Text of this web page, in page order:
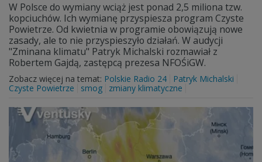
W Polsce do wymiany wciąż jest ponad 2,5 miliona tzw.
kopciuchów. Ich wymianę przyspiesza program Czyste
Powietrze. Od kwietnia w programie obowiązują nowe
zasady, ale to nie przyspieszyło działań. W audycji
"Zminana klimatu" Patryk Michalski rozmawiał z
Robertem Gajdą, zastępcą prezesa NFOŚiGW.
Zobacz więcej na temat: Polskie Radio 24
Patryk Michalski
Czyste Powietrze
smog zmiany klimatyczne